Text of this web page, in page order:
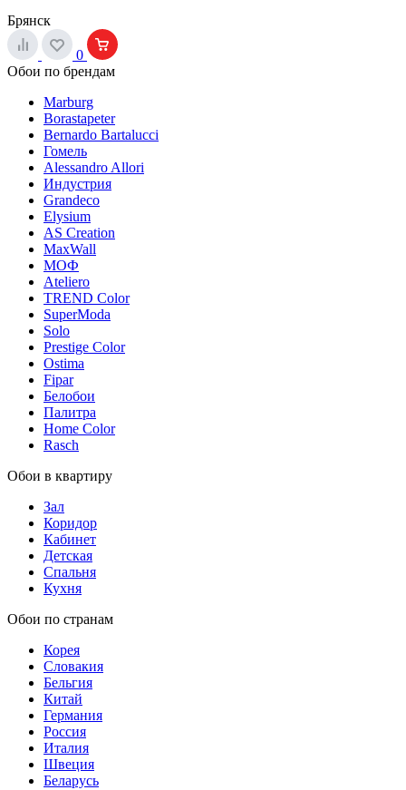
Брянск
0
Обои по брендам
Marburg
Borastapeter
Bernardo Bartalucci
Гомель
Alessandro Allori
Индустрия
Grandeco
Elysium
AS Creation
MaxWall
МОФ
Ateliero
TREND Color
SuperModa
Solo
Prestige Color
Ostima
Fipar
Белобои
Палитра
Home Color
Rasch
Обои в квартиру
Зал
Коридор
Кабинет
Детская
Спальня
Кухня
Обои по странам
Корея
Словакия
Бельгия
Китай
Германия
Россия
Италия
Швеция
Беларусь